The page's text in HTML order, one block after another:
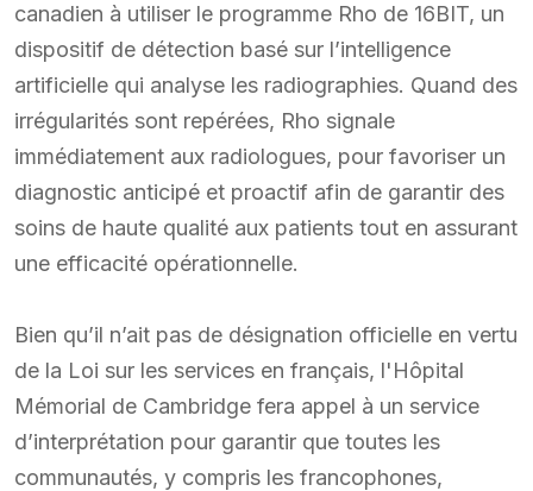
canadien à utiliser le programme Rho de 16BIT, un
dispositif de détection basé sur l’intelligence
artificielle qui analyse les radiographies. Quand des
irrégularités sont repérées, Rho signale
immédiatement aux radiologues, pour favoriser un
diagnostic anticipé et proactif afin de garantir des
soins de haute qualité aux patients tout en assurant
une efficacité opérationnelle.
Bien qu’il n’ait pas de désignation officielle en vertu
de la Loi sur les services en français, l'Hôpital
Mémorial de Cambridge fera appel à un service
d’interprétation pour garantir que toutes les
communautés, y compris les francophones,